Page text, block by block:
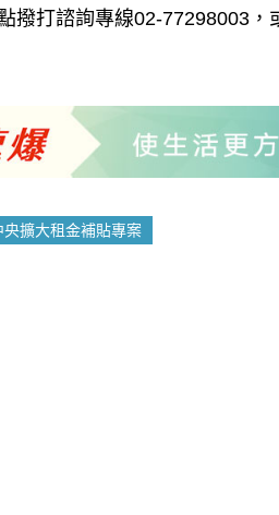
撥打諮詢專線02-77298003，
擴大租金補貼專案